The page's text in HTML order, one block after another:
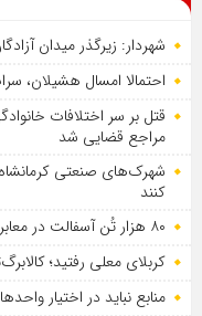
شهردار: زیرگذر میدان
احتمالا امسال هشیلان،
قتل بر سر اختلافات
مراجع قضایی شد
شهرک‌های صنعتی
کنند
۸۰ هزار تُن آسفالت در معابر شهری کرمانشاه اجرا شد
کربلای معلی رفتید؛
منابع نباید در اختیار